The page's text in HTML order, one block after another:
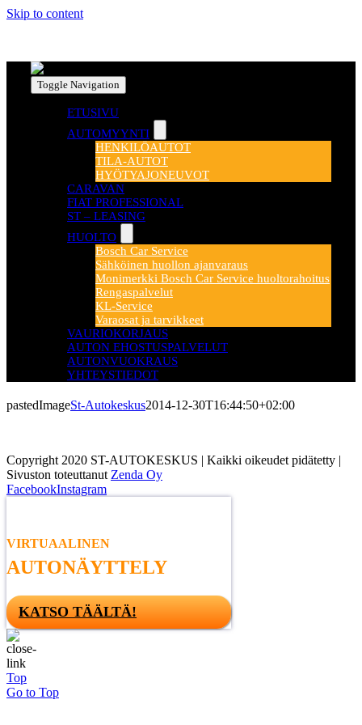
Skip to content
Toggle Navigation
ETUSIVU
AUTOMYYNTI
HENKILÖAUTOT
TILA-AUTOT
HYÖTYAJONEUVOT
CARAVAN
FIAT PROFESSIONAL
ST – LEASING
HUOLTO
Bosch Car Service
Sähköinen huollon ajanvaraus
Monimerkki Bosch Car Service huoltorahoitus
Rengaspalvelut
KL-Service
Varaosat ja tarvikkeet
VAURIOKORJAUS
AUTON EHOSTUSPALVELUT
AUTONVUOKRAUS
YHTEYSTIEDOT
pastedImageSt-Autokeskus2014-12-30T16:44:50+02:00
Copyright 2020 ST-AUTOKESKUS | Kaikki oikeudet pidätetty |
Sivuston toteuttanut Zenda Oy
FacebookInstagram
VIRTUAALINEN
AUTONÄYTTELY
KATSO TÄÄLTÄ!
Top
Go to Top